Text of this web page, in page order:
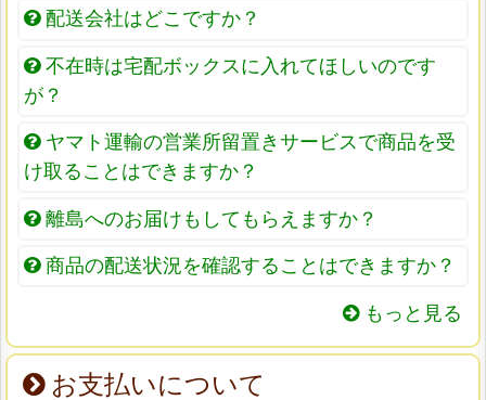
配送会社はどこですか？
不在時は宅配ボックスに入れてほしいのです
が？
ヤマト運輸の営業所留置きサービスで商品を受
け取ることはできますか？
離島へのお届けもしてもらえますか？
商品の配送状況を確認することはできますか？
もっと見る
お支払いについて